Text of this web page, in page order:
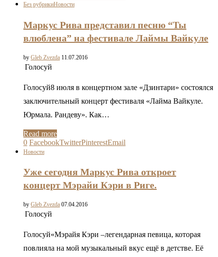
Без рубрикиНовости
Маркус Рива представил песню “Ты
влюблена” на фестивале Лаймы Вайкуле
by Gleb Zvezda 11.07.2016
Голосуй
Голосуй8 июля в концертном зале «Дзинтари» состоялся
заключительный концерт фестиваля «Лайма Вайкуле.
Юрмала. Рандеву». Как…
Read more
0 FacebookTwitterPinterestEmail
Новости
Уже сегодня Маркус Рива откроет
концерт Мэрайи Кэри в Риге.
by Gleb Zvezda 07.04.2016
Голосуй
Голосуй«Мэрайя Кэри –легендарная певица, которая
повлияла на мой музыкальный вкус ещё в детстве. Её